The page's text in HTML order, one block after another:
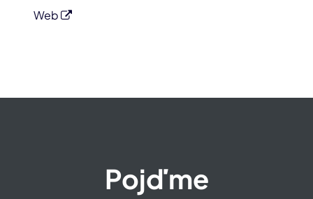
Web
Pojďme